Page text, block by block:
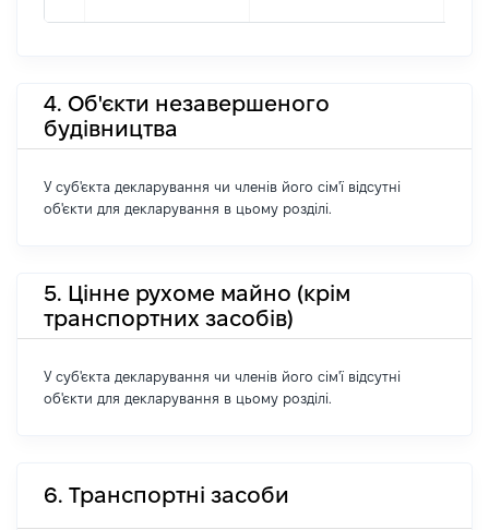
4. Об'єкти незавершеного
будівництва
У суб'єкта декларування чи членів його сім'ї відсутні
об'єкти для декларування в цьому розділі.
5. Цінне рухоме майно (крім
транспортних засобів)
У суб'єкта декларування чи членів його сім'ї відсутні
об'єкти для декларування в цьому розділі.
6. Транспортні засоби